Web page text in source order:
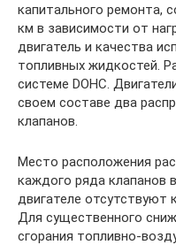
капитального ремонта,
км в зависимости от
двигатель и качества
топливных жидкостей.
системе DOHC.
своем составе два
клапанов.
Место расположения
каждого ряда клапанов
двигателе отсутствуют
Для существенного
сгорания топливно-